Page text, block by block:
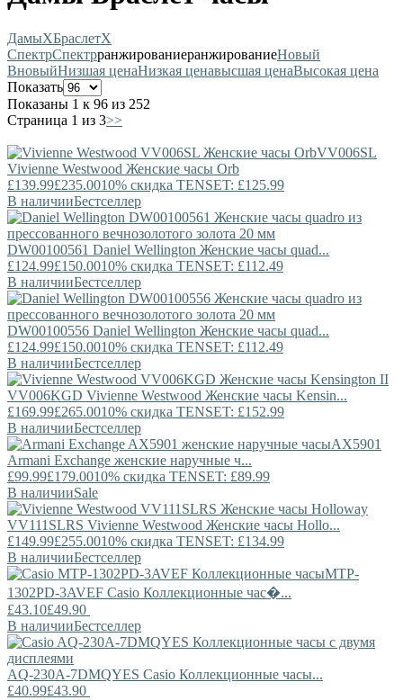
ДамыXБраслетX
СпектрСпектрранжированиеранжированиеНовый
ВновыйНизшая ценаНизкая ценавысшая ценаВысокая цена
Показать
Показаны 1 к 96 из 252
Страница 1 из 3>>
VV006SL
Vivienne Westwood Женские часы Orb
£139.99£235.0010% скидка TENSET: £125.99
В наличииБестселлер
DW00100561 Daniel Wellington Женские часы quad...
£124.99£150.0010% скидка TENSET: £112.49
В наличииБестселлер
DW00100556 Daniel Wellington Женские часы quad...
£124.99£150.0010% скидка TENSET: £112.49
В наличииБестселлер
VV006KGD Vivienne Westwood Женские часы Kensin...
£169.99£265.0010% скидка TENSET: £152.99
В наличииБестселлер
AX5901
Armani Exchange женские наручные ч...
£99.99£179.0010% скидка TENSET: £89.99
В наличииSale
VV111SLRS Vivienne Westwood Женские часы Hollo...
£149.99£255.0010% скидка TENSET: £134.99
В наличииБестселлер
MTP-
1302PD-3AVEF Casio Коллекционные час�...
£43.10£49.90
В наличииБестселлер
AQ-230A-7DMQYES Casio Коллекционные часы...
£40.99£43.90